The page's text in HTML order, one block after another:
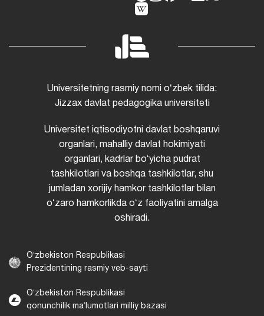
Universitetning rasmiy nomi oʻzbek tilida:
Jizzax davlat pedagogika universiteti
Universitet iqtisodiyotni davlat boshqaruvi
organlari, mahalliy davlat hokimiyati
organlari, kadrlar boʻyicha pudrat
tashkilotlari va boshqa tashkilotlar, shu
jumladan xorijiy hamkor tashkilotlar bilan
oʻzaro hamkorlikda oʻz faoliyatini amalga
oshiradi.
Oʻzbekiston Respublikasi
Prezidentining rasmiy veb-sayti
Oʻzbekiston Respublikasi
qonunchilik maʼlumotlari milliy bazasi